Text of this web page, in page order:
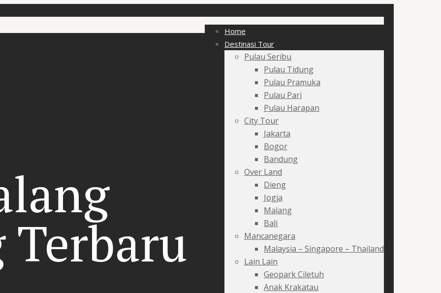
Home
Destinasi Tour
Pulau Seribu
Pulau Tidung
Pulau Pramuka
Pulau Pari
Pulau Harapan
City Tour
Jakarta
Bogor
Bandung
Over Land
Dieng
Jogja
Malang
Bali
Mancanegara
Malaysia – Singapore – Thailand
Lain Lain
Geopark Ciletuh
Anak Krakatau
Terbaru